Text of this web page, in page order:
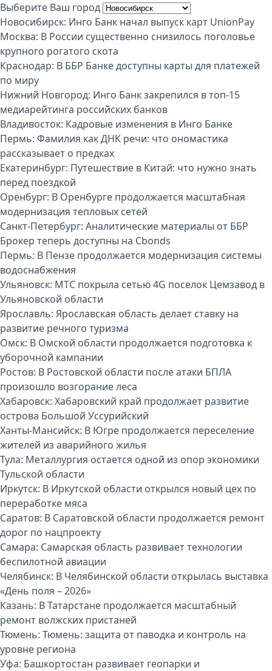
Выберите Ваш город
Новосибирск: Инго Банк начал выпуск карт UnionPay
Москва: В России существенно снизилось поголовье
крупного рогатого скота
Краснодар: В ББР Банке доступны карты для платежей
по миру
Нижний Новгород: Инго Банк закрепился в топ-15
медиарейтинга российских банков
Владивосток: Кадровые изменения в Инго Банке
Пермь: Фамилия как ДНК речи: что ономастика
рассказывает о предках
Екатеринбург: Путешествие в Китай: что нужно знать
перед поездкой
Оренбург: В Оренбурге продолжается масштабная
модернизация тепловых сетей
Санкт-Петербург: Аналитические материалы от ББР
Брокер теперь доступны на Cbonds
Пермь: В Пензе продолжается модернизация системы
водоснабжения
Ульяновск: МТС покрыла сетью 4G поселок Цемзавод в
Ульяновской области
Ярославль: Ярославская область делает ставку на
развитие речного туризма
Омск: В Омской области продолжается подготовка к
уборочной кампании
Ростов: В Ростовской области после атаки БПЛА
произошло возгорание леса
Хабаровск: Хабаровский край продолжает развитие
острова Большой Уссурийский
Ханты-Мансийск: В Югре продолжается переселение
жителей из аварийного жилья
Тула: Металлургия остается одной из опор экономики
Тульской области
Иркутск: В Иркутской области открылся новый цех по
переработке мяса
Саратов: В Саратовской области продолжается ремонт
дорог по нацпроекту
Самара: Самарская область развивает технологии
беспилотной авиации
Челябинск: В Челябинской области открылась выставка
«День поля – 2026»
Казань: В Татарстане продолжается масштабный
ремонт волжских пристаней
Тюмень: Тюмень: защита от паводка и контроль на
уровне региона
Уфа: Башкортостан развивает геопарки и